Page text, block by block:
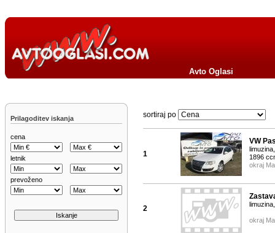
Avto Oglasi
Prilagoditev iskanja
cena
letnik
prevoženo
sortiraj po
1
VW
limuzina,
1896
okraj
2
okraj